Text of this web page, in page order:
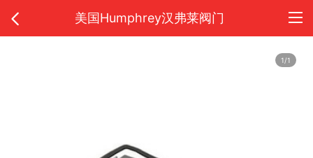
美国Humphrey汉弗莱阀门
1/1